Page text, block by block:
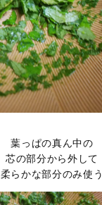
葉っぱの真ん中の
芯の部分から外して
柔らかな部分のみ使う